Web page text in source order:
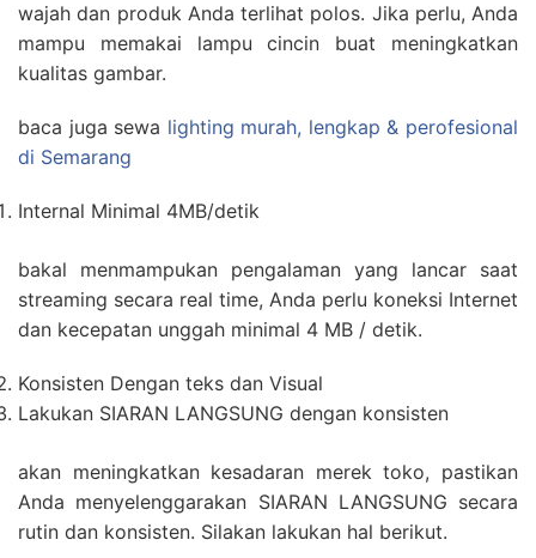
wajah dan produk Anda terlihat polos. Jika perlu, Anda
mampu memakai lampu cincin buat meningkatkan
kualitas gambar.
baca juga sewa lighting murah, lengkap & perofesional
di Semarang
Internal Minimal 4MB/detik
bakal menmampukan pengalaman yang lancar saat
streaming secara real time, Anda perlu koneksi Internet
dan kecepatan unggah minimal 4 MB / detik.
Konsisten Dengan teks dan Visual
Lakukan SIARAN LANGSUNG dengan konsisten
akan meningkatkan kesadaran merek toko, pastikan
Anda menyelenggarakan SIARAN LANGSUNG secara
rutin dan konsisten. Silakan lakukan hal berikut.